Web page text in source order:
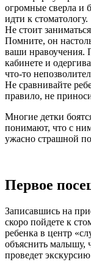
огромные сверла и
идти к стоматологу.
Не стоит
Помните, он
ваши нравоучения.
кабинете и
что-то
Не сравнивайте
правило, не
Многие детки
понимают, что с
ужасно страшной по
Первое
Записавшись на
скоро пойдете к
ребенка в центр
объяснить малышу,
проведет